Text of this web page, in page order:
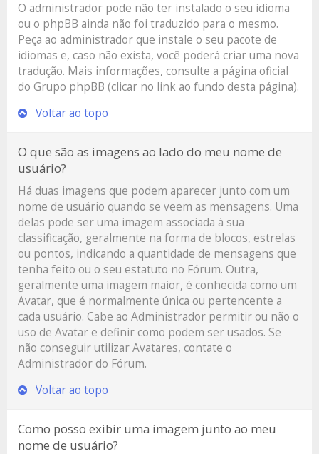
O administrador pode não ter instalado o seu idioma
ou o phpBB ainda não foi traduzido para o mesmo.
Peça ao administrador que instale o seu pacote de
idiomas e, caso não exista, você poderá criar uma nova
tradução. Mais informações, consulte a página oficial
do Grupo phpBB (clicar no link ao fundo desta página).
Voltar ao topo
O que são as imagens ao lado do meu nome de
usuário?
Há duas imagens que podem aparecer junto com um
nome de usuário quando se veem as mensagens. Uma
delas pode ser uma imagem associada à sua
classificação, geralmente na forma de blocos, estrelas
ou pontos, indicando a quantidade de mensagens que
tenha feito ou o seu estatuto no Fórum. Outra,
geralmente uma imagem maior, é conhecida como um
Avatar, que é normalmente única ou pertencente a
cada usuário. Cabe ao Administrador permitir ou não o
uso de Avatar e definir como podem ser usados. Se
não conseguir utilizar Avatares, contate o
Administrador do Fórum.
Voltar ao topo
Como posso exibir uma imagem junto ao meu
nome de usuário?